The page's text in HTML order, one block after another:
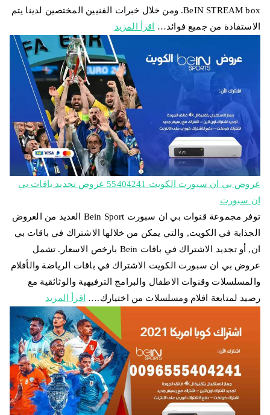
BeIN STREAM box. ومن خلال خبرات الفنيين المختصين لدينا يتم
الاستفادة من جميع فوائد…
اقرأ المزيد
عروض بي ان سبورت الكويت 55404241 عروض تجديد باقات بي
ان سبورت
توفر مجموعة قنوات بي ان سبورت Bein Sport العديد من العروض
الجذابة في الكويت, والتي يمكن من خلالها الاشتراك في باقات بي
ان, أو تجديد الاشتراك في باقات Bein بارخص الاسعار. تشمل
عروض بي ان سبورت الكويت الاشتراك في باقات الرياضة والأفلام
والمسلسلات وقنوات الاطفال والبرامج الترفيهية والوثائقية مع
رصيد لمتابعة افلام ومسلسلات من اختيارك.…
اقرأ المزيد